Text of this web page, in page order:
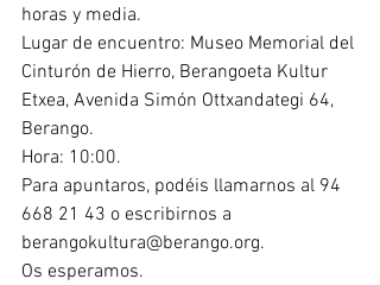
horas y media.
Lugar de encuentro: Museo Memorial del
Cinturón de Hierro, Berangoeta Kultur
Etxea, Avenida Simón Ottxandategi 64,
Berango.
Hora: 10:00.
Para apuntaros, podéis llamarnos al 94
668 21 43 o escribirnos a
berangokultura@berango.org.
Os esperamos.